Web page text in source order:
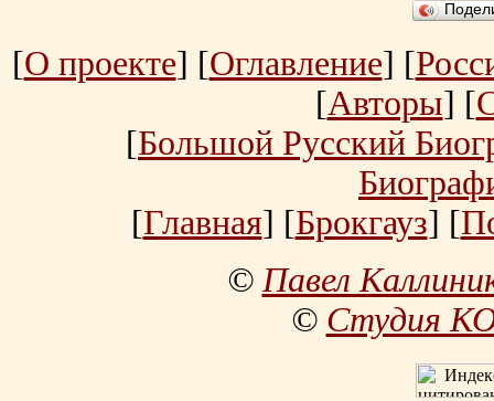
[О проекте] [Оглавление] [
[Авторы] [
[Большой Русский
[Главная] [Брокгауз] [
©Павел
© Студия